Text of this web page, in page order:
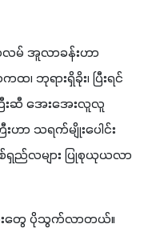
မ် အူလာခန်းဟာ
ဘုရားရှိခိုး၊ ပြီးရင်
းဆီ အေးအေးလူလူ
ာ သရက်မျိုးပေါင်း
ရှည်လများ ပြုစုယုယလာ
းတွေ ပိုသွက်လာတယ်။